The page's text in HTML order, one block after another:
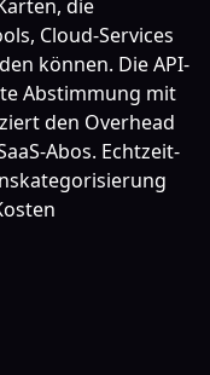
die
Cloud-Services
können. Die API-
Abstimmung mit
den Overhead
Abos. Echtzeit-